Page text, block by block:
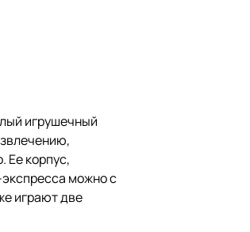
игрушечный
Ее корпус,
можно с
играют две